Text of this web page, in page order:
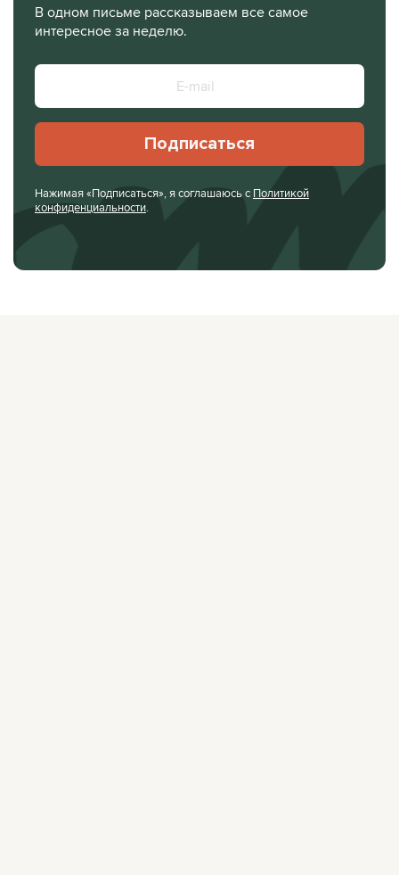
В одном письме рассказываем все самое
интересное за неделю.
Подписаться
Нажимая «Подписаться», я соглашаюсь с Политикой
конфиденциальности.